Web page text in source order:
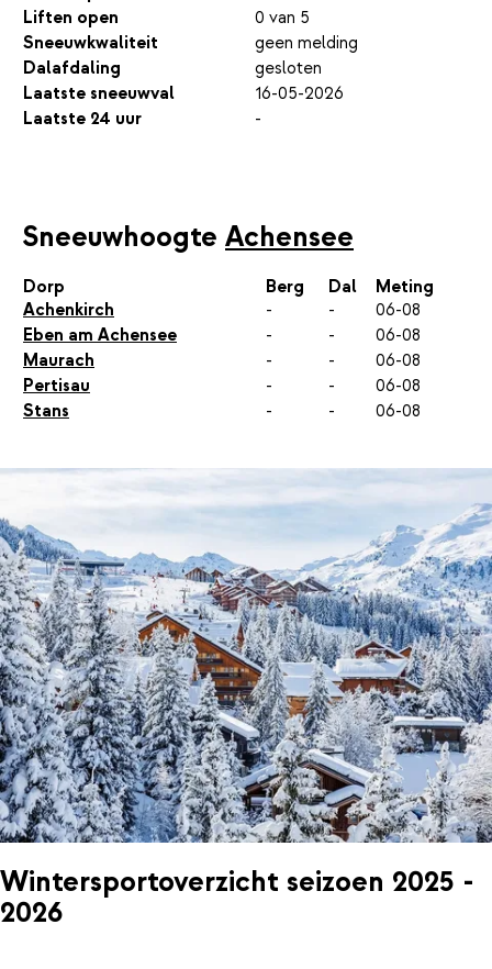
Liften open
0 van 5
Sneeuwkwaliteit
geen melding
Dalafdaling
gesloten
Laatste sneeuwval
16-05-2026
Laatste 24 uur
-
Sneeuwhoogte Achensee
Dorp Berg Dal
Meting
Achenkirch
- -
06-08
Eben am Achensee
- -
06-08
Maurach
- -
06-08
Pertisau
- -
06-08
Stans
- - 06-08
Wintersportoverzicht seizoen 2025 -
2026